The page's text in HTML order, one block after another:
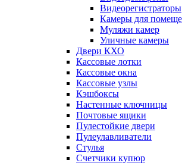
Видеорегистраторы
Камеры для
Муляжи камер
Уличные камеры
Двери КХО
Кассовые лотки
Кассовые окна
Кассовые узлы
Кэшбоксы
Настенные ключницы
Почтовые ящики
Пулестойкие двери
Пулеулавливатели
Стулья
Счетчики купюр